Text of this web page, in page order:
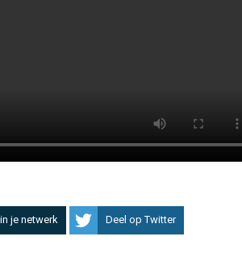
je netwerk Deel op Twitter